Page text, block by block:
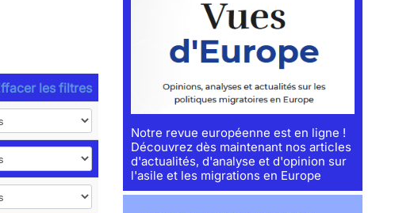
les filtres
Notre revue européenne est en ligne !
Découvrez dès maintenant nos articles
d'actualités, d'analyse et d'opinion sur
l'asile et les migrations en Europe